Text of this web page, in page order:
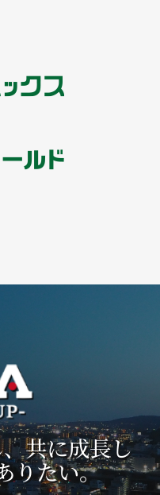
共に成長し
りたい。